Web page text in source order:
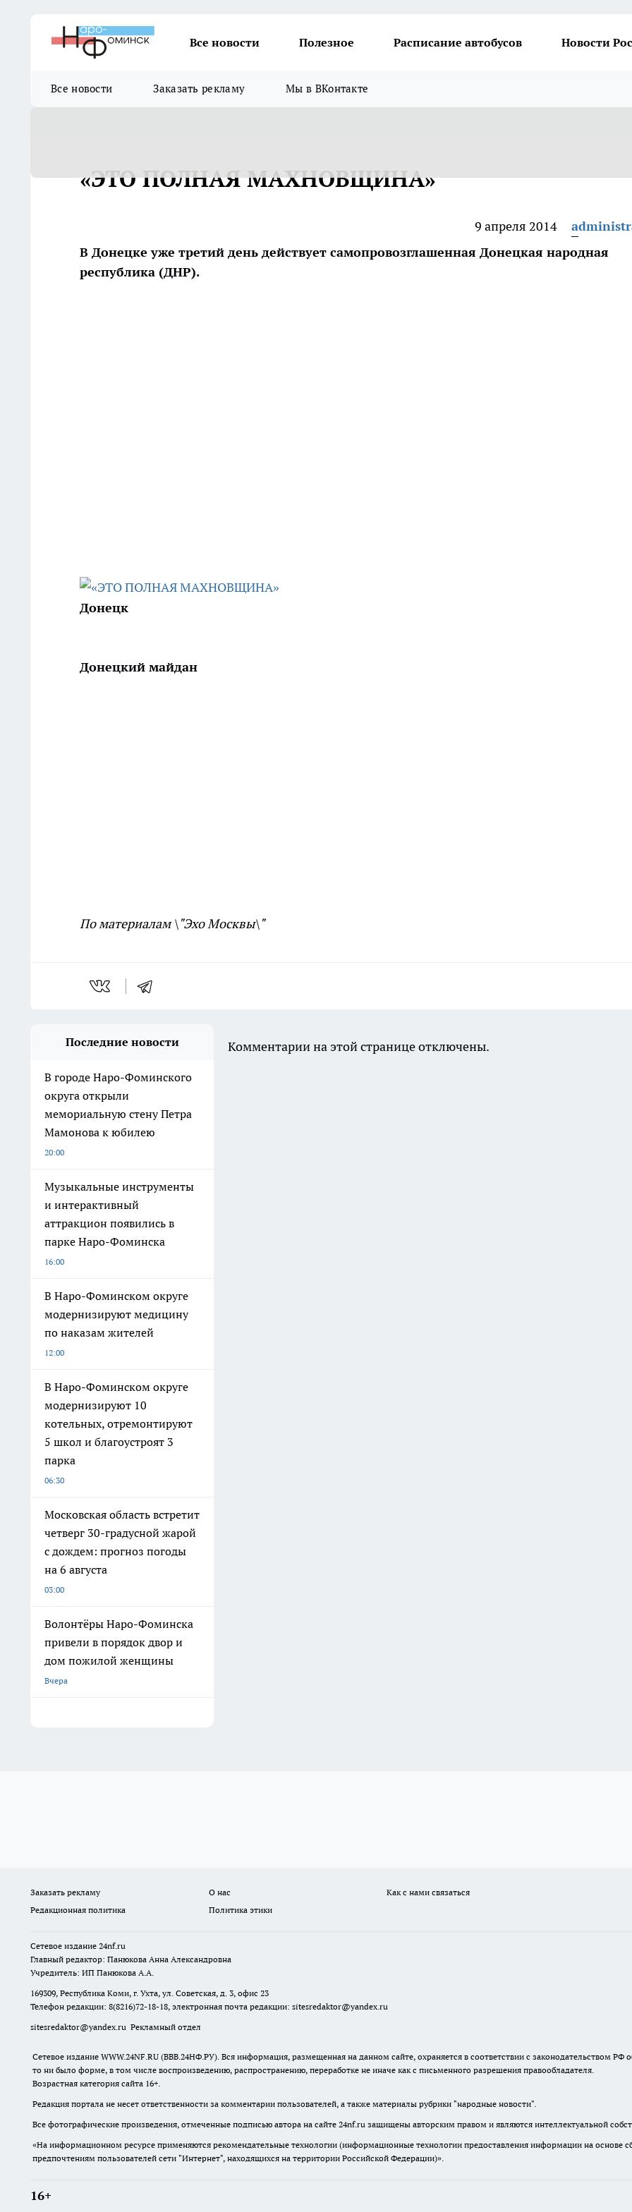
Все новости Полезное Расписание автобусов Новости
Все новости Заказать рекламу Мы в ВКонтакте
«ЭТО ПОЛНАЯ МАХНОВЩИНА»
9 апреля 2014
В Донецке уже третий день действует самопровозглашенная Донецкая народная
республика (ДНР).
Донецк
Донецкий майдан
По материалам \"Эхо Москвы\"
Последние новости
В городе Наро-Фоминского
округа открыли
мемориальную стену Петра
Мамонова к юбилею
20:00
Музыкальные инструменты
и интерактивный
аттракцион появились в
парке Наро-Фоминска
16:00
В Наро-Фоминском округе
модернизируют медицину
по наказам жителей
12:00
В Наро-Фоминском округе
модернизируют 10
котельных, отремонтируют
5 школ и благоустроят 3
парка
06:30
Московская область встретит
четверг 30-градусной жарой
с дождем: прогноз погоды
на 6 августа
03:00
Волонтёры Наро-Фоминска
привели в порядок двор и
дом пожилой женщины
Вчера
Комментарии на этой странице отключены.
Заказать рекламу О нас
Как с нами связаться
Редакционная политика
Политика этики
Сетевое издание 24nf.ru
Главный редактор: Панюкова Анна Александровна
Учредитель: ИП Панюкова А.А.
169309, Республика Коми, г. Ухта, ул. Советская, д. 3, офис 23
Телефон редакции: 8(8216)72-18-18, электронная почта редакции: sitesredaktor@yandex.ru
sitesredaktor@yandex.ru Рекламный отдел
Сетевое издание WWW.24NF.RU (ВВВ.24НФ.РУ). Вся информация, размещенная на данном сайте, охраняется в соответствии с законодательством
то ни было форме, в том числе воспроизведению, распространению, переработке не иначе как с письменного разрешения правообладателя.
Возрастная категория сайта 16+.
Редакция портала не несет ответственности за комментарии пользователей, а также материалы рубрики "народные новости".
Все фотографические произведения, отмеченные подписью автора на сайте 24nf.ru защищены авторским правом и являются интеллектуальной
«На информационном ресурсе применяются рекомендательные технологии (информационные технологии предоставления информации на основе
предпочтениям пользователей сети "Интернет", находящихся на территории Российской Федерации)».
16+